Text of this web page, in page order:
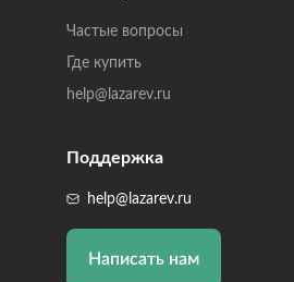
Частые вопросы
Где купить
help@lazarev.ru
Поддержка
help@lazarev.ru
Написать нам